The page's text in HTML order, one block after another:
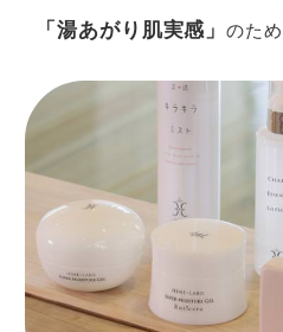
「湯あがり肌実感」のため